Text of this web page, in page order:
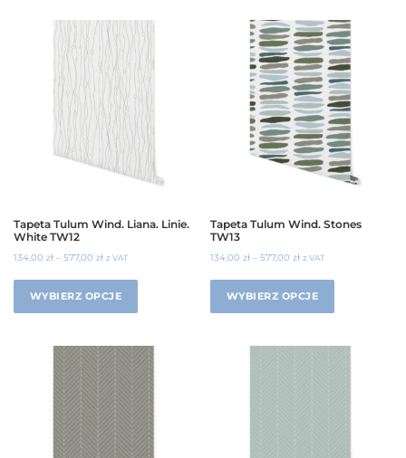
Tapeta Tulum Wind. Liana. Linie.
White TW12
134,00 zł – 577,00 zł z VAT
WYBIERZ OPCJE
Tapeta Tulum Wind. Stones
TW13
134,00 zł – 577,00 zł z VAT
WYBIERZ OPCJE